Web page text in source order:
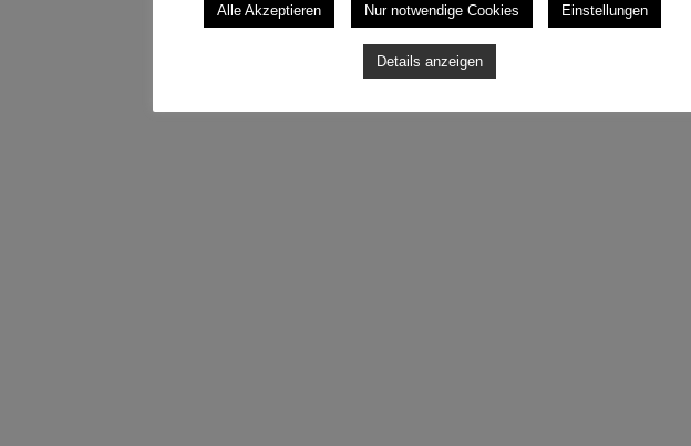
Alle Akzeptieren Nur notwendige Cookies Einstellungen
Details anzeigen